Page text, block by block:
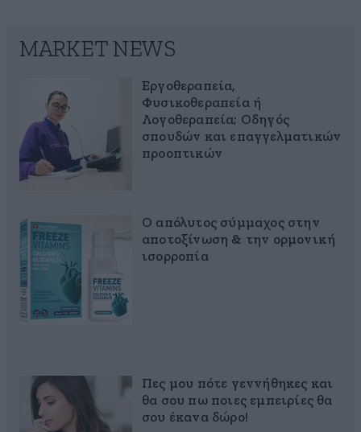
MARKET NEWS
Εργοθεραπεία,
Φυσικοθεραπεία ή
Λογοθεραπεία; Οδηγός
σπουδών και επαγγελματικών
προοπτικών
Ο απόλυτος σύμμαχος στην
αποτοξίνωση & την ορμονική
ισορροπία
Πες μου πότε γεννήθηκες και
θα σου πω ποιες εμπειρίες θα
σου έκανα δώρο!